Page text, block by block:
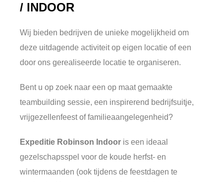
/ INDOOR
Wij bieden bedrijven de unieke mogelijkheid om
deze uitdagende activiteit op eigen locatie of een
door ons gerealiseerde locatie te organiseren.
Bent u op zoek naar een op maat gemaakte
teambuilding sessie, een inspirerend bedrijfsuitje,
vrijgezellenfeest of familieaangelegenheid?
Expeditie Robinson Indoor is een ideaal
gezelschapsspel voor de koude herfst- en
wintermaanden (ook tijdens de feestdagen te